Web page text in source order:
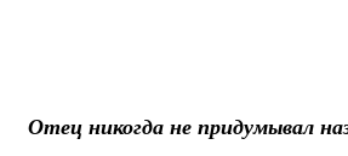
Отец никогда не придумывал